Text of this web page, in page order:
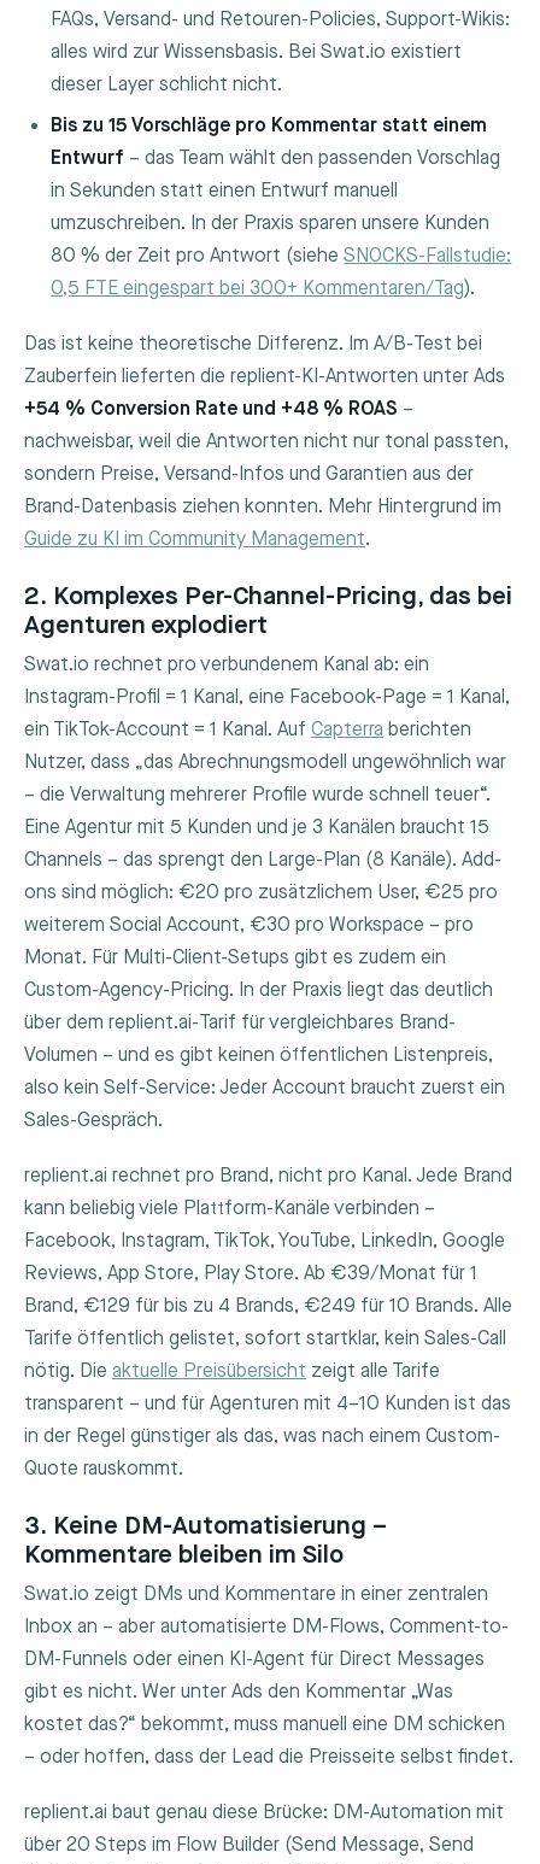
FAQs, Versand- und Retouren-Policies, Support-Wikis:
alles wird zur Wissensbasis. Bei Swat.io existiert
dieser Layer schlicht nicht.
Bis zu 15 Vorschläge pro Kommentar statt einem
Entwurf – das Team wählt den passenden Vorschlag
in Sekunden statt einen Entwurf manuell
umzuschreiben. In der Praxis sparen unsere Kunden
80 % der Zeit pro Antwort (sieheSNOCKS-Fallstudie:
0,5 FTE eingespart bei 300+ Kommentaren/Tag).
Das ist keine theoretische Differenz. Im A/B-Test bei
Zauberfein lieferten die replient-KI-Antworten unter Ads
+54 % Conversion Rate und +48 % ROAS –
nachweisbar, weil die Antworten nicht nur tonal passten,
sondern Preise, Versand-Infos und Garantien aus der
Brand-Datenbasis ziehen konnten. Mehr Hintergrund im
Guide zu KI im Community Management.
2. Komplexes Per-Channel-Pricing, das bei
Agenturen explodiert
Swat.io rechnet pro verbundenem Kanal ab: ein
Instagram-Profil = 1 Kanal, eine Facebook-Page = 1 Kanal,
ein TikTok-Account = 1 Kanal. Auf Capterra berichten
Nutzer, dass „das Abrechnungsmodell ungewöhnlich war
– die Verwaltung mehrerer Profile wurde schnell teuer“.
Eine Agentur mit 5 Kunden und je 3 Kanälen braucht 15
Channels – das sprengt den Large-Plan (8 Kanäle). Add-
ons sind möglich: €20 pro zusätzlichem User, €25 pro
weiterem Social Account, €30 pro Workspace – pro
Monat. Für Multi-Client-Setups gibt es zudem ein
Custom-Agency-Pricing. In der Praxis liegt das deutlich
über dem replient.ai-Tarif für vergleichbares Brand-
Volumen – und es gibt keinen öffentlichen Listenpreis,
also kein Self-Service: Jeder Account braucht zuerst ein
Sales-Gespräch.
replient.ai rechnet pro Brand, nicht pro Kanal. Jede Brand
kann beliebig viele Plattform-Kanäle verbinden –
Facebook, Instagram, TikTok, YouTube, LinkedIn, Google
Reviews, App Store, Play Store. Ab €39/Monat für 1
Brand, €129 für bis zu 4 Brands, €249 für 10 Brands. Alle
Tarife öffentlich gelistet, sofort startklar, kein Sales-Call
nötig. Die aktuelle Preisübersicht zeigt alle Tarife
transparent – und für Agenturen mit 4–10 Kunden ist das
in der Regel günstiger als das, was nach einem Custom-
Quote rauskommt.
3. Keine DM-Automatisierung –
Kommentare bleiben im Silo
Swat.io zeigt DMs und Kommentare in einer zentralen
Inbox an – aber automatisierte DM-Flows, Comment-to-
DM-Funnels oder einen KI-Agent für Direct Messages
gibt es nicht. Wer unter Ads den Kommentar „Was
kostet das?“ bekommt, muss manuell eine DM schicken
– oder hoffen, dass der Lead die Preisseite selbst findet.
replient.ai baut genau diese Brücke: DM-Automation mit
über 20 Steps im Flow Builder (Send Message, Send